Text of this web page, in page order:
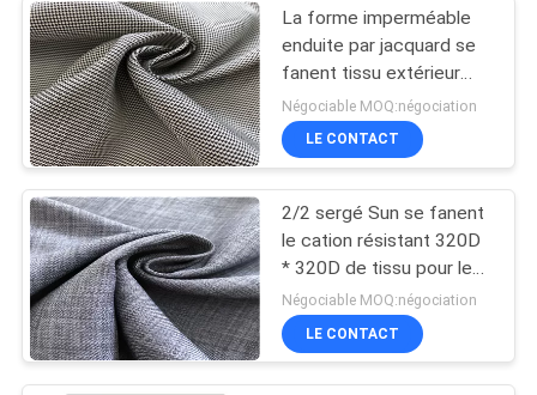
La forme imperméable
enduite par jacquard se
fanent tissu extérieur
résistant pour le manteau
ou la veste d'hiver
Négociable MOQ:négociation
LE CONTACT
2/2 sergé Sun se fanent
le cation résistant 320D
* 320D de tissu pour le
vêtement de loisirs
Négociable MOQ:négociation
LE CONTACT